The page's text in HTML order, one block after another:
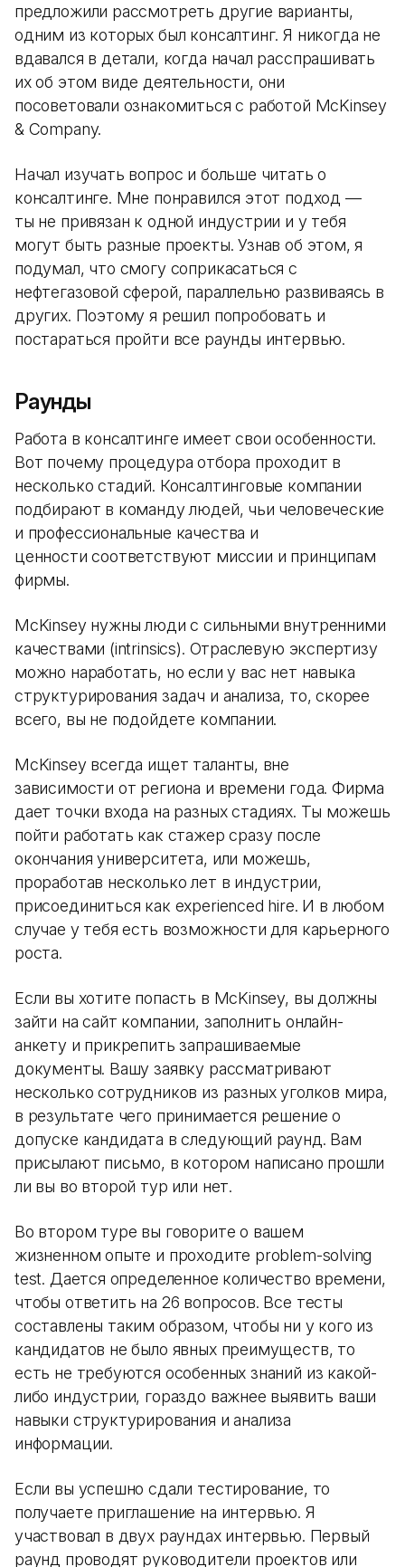
предложили рассмотреть другие варианты,
одним из которых был консалтинг. Я никогда не
вдавался в детали, когда начал расспрашивать
их об этом виде деятельности, они
посоветовали ознакомиться с работой McKinsey
& Company.
Начал изучать вопрос и больше читать о
консалтинге. Мне понравился этот подход —
ты не привязан к одной индустрии и у тебя
могут быть разные проекты. Узнав об этом, я
подумал, что смогу соприкасаться с
нефтегазовой сферой, параллельно развиваясь в
других. Поэтому я решил попробовать и
постараться пройти все раунды интервью.
Раунды
Работа в консалтинге имеет свои особенности.
Вот почему процедура отбора проходит в
несколько стадий. Консалтинговые компании
подбирают в команду людей, чьи человеческие
и профессиональные качества и
ценности соответствуют миссии и принципам
фирмы.
McKinsey нужны люди с сильными внутренними
качествами (intrinsics). Отраслевую экспертизу
можно наработать, но если у вас нет навыка
структурирования задач и анализа, то, скорее
всего, вы не подойдете компании.
McKinsey всегда ищет таланты, вне
зависимости от региона и времени года. Фирма
дает точки входа на разных стадиях. Ты можешь
пойти работать как стажер сразу после
окончания университета, или можешь,
проработав несколько лет в индустрии,
присоединиться как experienced hire. И в любом
случае у тебя есть возможности для карьерного
роста.
Если вы хотите попасть в McKinsey, вы должны
зайти на сайт компании, заполнить онлайн-
анкету и прикрепить запрашиваемые
документы. Вашу заявку рассматривают
несколько сотрудников из разных уголков мира,
в результате чего принимается решение о
допуске кандидата в следующий раунд. Вам
присылают письмо, в котором написано прошли
ли вы во второй тур или нет.
Во втором туре вы говорите о вашем
жизненном опыте и проходите problem-solving
test. Дается определенное количество времени,
чтобы ответить на 26 вопросов. Все тесты
составлены таким образом, чтобы ни у кого из
кандидатов не было явных преимуществ, то
есть не требуются особенных знаний из какой-
либо индустрии, гораздо важнее выявить ваши
навыки структурирования и анализа
информации.
Если вы успешно сдали тестирование, то
получаете приглашение на интервью. Я
участвовал в двух раундах интервью. Первый
раунд проводят руководители проектов или